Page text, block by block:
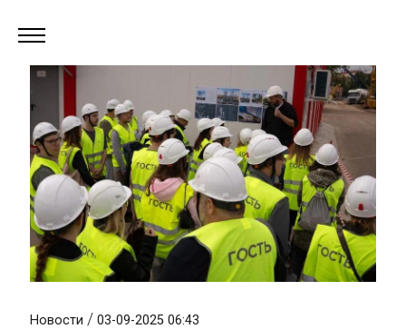
Новости / 03-09-2025 06:43